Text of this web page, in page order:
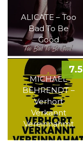
ALICATE – Too
Bad To Be
Good
MICHAEL
BEHRENDT –
Verhört
Verkannt
Vereinnahmt
7.5